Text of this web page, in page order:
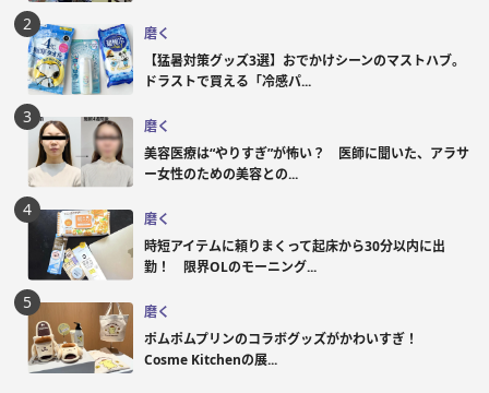
磨く
【猛暑対策グッズ3選】おでかけシーンのマストハブ。
ドラストで買える「冷感パ...
磨く
美容医療は“やりすぎ”が怖い？ 医師に聞いた、アラサ
ー女性のための美容との...
磨く
時短アイテムに頼りまくって起床から30分以内に出
勤！ 限界OLのモーニング...
磨く
ポムポムプリンのコラボグッズがかわいすぎ！
Cosme Kitchenの展...